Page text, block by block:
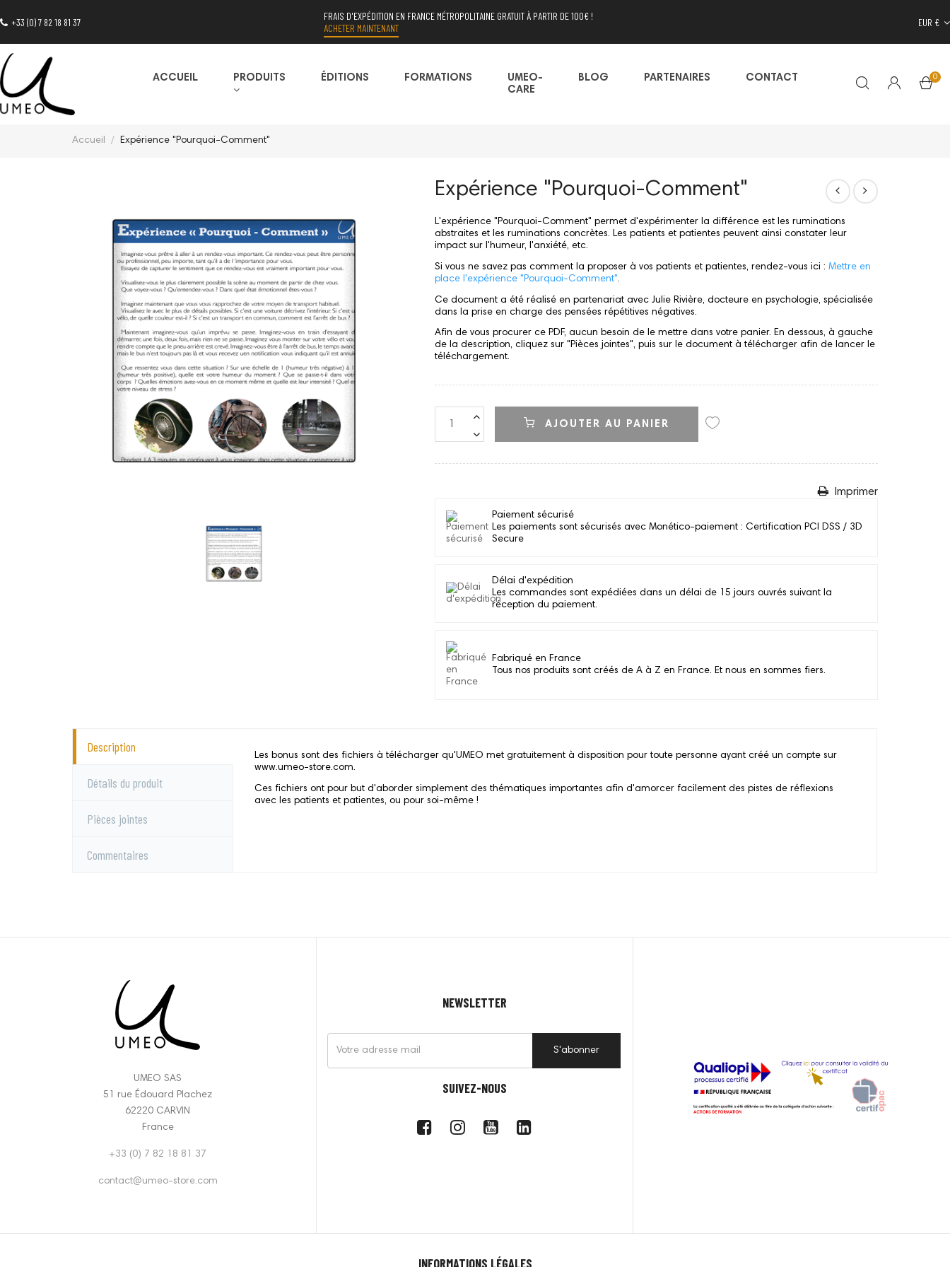
+33 (0) 7 82 18 81 37
FRAIS D'EXPÉDITION EN FRANCE MÉTROPOLITAINE GRATUIT À PARTIR DE 100€ !
ACHETER MAINTENANT
EUR €
ACCUEIL PRODUITS ÉDITIONS FORMATIONS
UMEO-
CARE
BLOG PARTENAIRES CONTACT 0
Accueil Expérience "Pourquoi-Comment"
Expérience "Pourquoi-Comment"
L'expérience "Pourquoi-Comment" permet d'expérimenter la différence est les ruminations
abstraites et les ruminations concrètes. Les patients et patientes peuvent ainsi constater leur
impact sur l'humeur, l'anxiété, etc.
Si vous ne savez pas comment la proposer à vos patients et patientes, rendez-vous ici : Mettre en
place l'expérience "Pourquoi-Comment".
Ce document a été réalisé en partenariat avec Julie Rivière, docteure en psychologie, spécialisée
dans la prise en charge des pensées répétitives négatives.
Afin de vous procurer ce PDF, aucun besoin de le mettre dans votre panier. En dessous, à gauche
de la description, cliquez sur "Pièces jointes", puis sur le document à télécharger afin de lancer le
téléchargement.
AJOUTER AU PANIER
Imprimer
Paiement sécurisé
Les paiements sont sécurisés avec Monético-paiement : Certification PCI DSS / 3D
Secure
Délai d'expédition
Les commandes sont expédiées dans un délai de 15 jours ouvrés suivant la
réception du paiement.
Fabriqué en France
Tous nos produits sont créés de A à Z en France. Et nous en sommes fiers.
Description
Détails du produit
Pièces jointes
Commentaires
Les bonus sont des fichiers à télécharger qu'UMEO met gratuitement à disposition pour toute personne ayant créé un compte sur
www.umeo-store.com.
Ces fichiers ont pour but d'aborder simplement des thématiques importantes afin d'amorcer facilement des pistes de réflexions
avec les patients et patientes, ou pour soi-même !
UMEO SAS
51 rue Édouard Plachez
62220 CARVIN
France
+33 (0) 7 82 18 81 37
contact@umeo-store.com
NEWSLETTER
S'abonner
SUIVEZ-NOUS
INFORMATIONS LÉGALES